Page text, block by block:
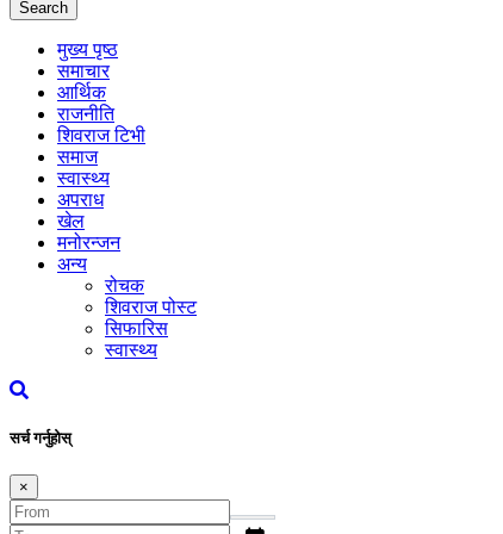
Search
मुख्य पृष्ठ
समाचार
आर्थिक
राजनीति
शिवराज टिभी
समाज
स्वास्थ्य
अपराध
खेल
मनोरन्जन
अन्य
रोचक
शिवराज पोस्ट
सिफारिस
स्वास्थ्य
सर्च गर्नुहोस्
×